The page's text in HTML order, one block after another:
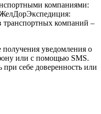
компаниями:
транспортных компаний –
уведомления о
или с помощью SMS.
себе доверенность или